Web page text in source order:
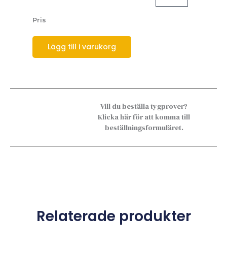
Pris
Lägg till i varukorg
Vill du beställa tygprover?
Klicka här för att komma till
beställningsformuläret.
Relaterade produkter